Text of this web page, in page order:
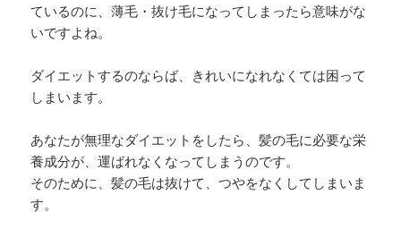
ているのに、薄毛・抜け毛になってしまったら意味がな
いですよね。
ダイエットするのならば、きれいになれなくては困って
しまいます。
あなたが無理なダイエットをしたら、髪の毛に必要な栄
養成分が、運ばれなくなってしまうのです。
そのために、髪の毛は抜けて、つやをなくしてしまいま
す。